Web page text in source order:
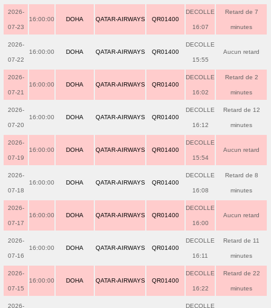
2026-
07-23
16:00:00 DOHA QATAR-AIRWAYS QR01400
DECOLLE
16:07
Retard de 7
minutes
2026-
07-22
16:00:00 DOHA QATAR-AIRWAYS QR01400
DECOLLE
15:55
Aucun retard
2026-
07-21
16:00:00 DOHA QATAR-AIRWAYS QR01400
DECOLLE
16:02
Retard de 2
minutes
2026-
07-20
16:00:00 DOHA QATAR-AIRWAYS QR01400
DECOLLE
16:12
Retard de 12
minutes
2026-
07-19
16:00:00 DOHA QATAR-AIRWAYS QR01400
DECOLLE
15:54
Aucun retard
2026-
07-18
16:00:00 DOHA QATAR-AIRWAYS QR01400
DECOLLE
16:08
Retard de 8
minutes
2026-
07-17
16:00:00 DOHA QATAR-AIRWAYS QR01400
DECOLLE
16:00
Aucun retard
2026-
07-16
16:00:00 DOHA QATAR-AIRWAYS QR01400
DECOLLE
16:11
Retard de 11
minutes
2026-
07-15
16:00:00 DOHA QATAR-AIRWAYS QR01400
DECOLLE
16:22
Retard de 22
minutes
2026- DECOLLE